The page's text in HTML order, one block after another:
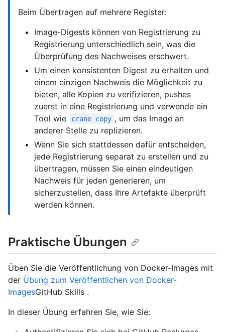
Beim Übertragen auf mehrere Register:
Image-Digests können von Registrierung zu
Registrierung unterschiedlich sein, was die
Überprüfung des Nachweises erschwert.
Um einen konsistenten Digest zu erhalten und
einem einzigen Nachweis die Möglichkeit zu
bieten, alle Kopien zu verifizieren, pushes
zuerst in eine Registrierung und verwende ein
Tool wie
crane copy , um das Image an
anderer Stelle zu replizieren.
Wenn Sie sich stattdessen dafür entscheiden,
jede Registrierung separat zu erstellen und zu
übertragen, müssen Sie einen eindeutigen
Nachweis für jeden generieren, um
sicherzustellen, dass Ihre Artefakte überprüft
werden können.
Praktische Übungen
Üben Sie die Veröffentlichung von Docker-Images mit
der Übung zum Veröffentlichen von Docker-
ImagesGitHub Skills .
In dieser Übung erfahren Sie, wie Sie: